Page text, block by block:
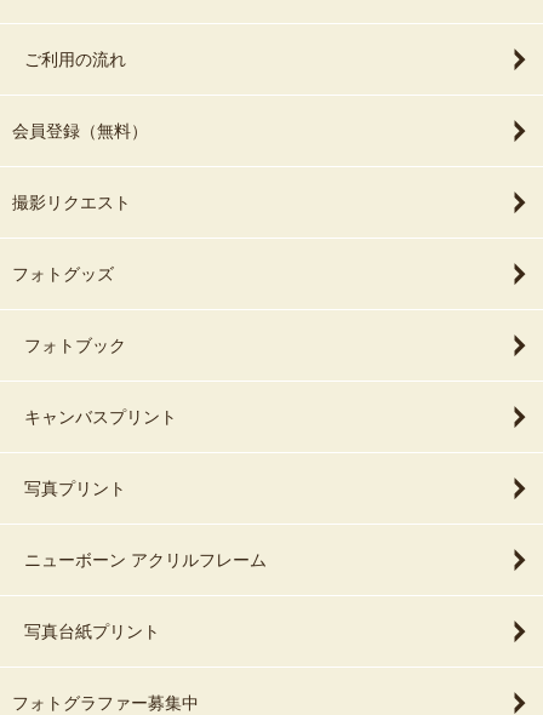
ご利用の流れ
会員登録（無料）
撮影リクエスト
フォトグッズ
フォトブック
キャンバスプリント
写真プリント
ニューボーン アクリルフレーム
写真台紙プリント
フォトグラファー募集中